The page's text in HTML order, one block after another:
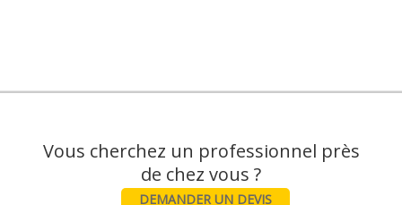
Vous cherchez un professionnel près
DEMANDER UN DEVIS